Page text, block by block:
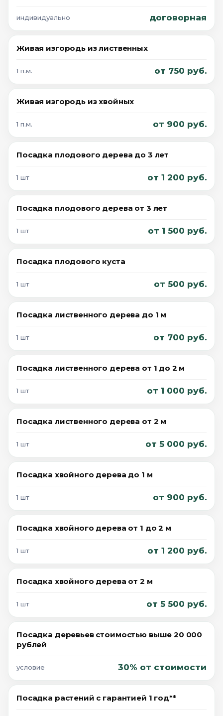
индивидуально договорная
Живая изгородь из лиственных
1 п.м. от 750 руб.
Живая изгородь из хвойных
1 п.м. от 900 руб.
Посадка плодового дерева до 3 лет
1 шт от 1 200 руб.
Посадка плодового дерева от 3 лет
1 шт от 1 500 руб.
Посадка плодового куста
1 шт от 500 руб.
Посадка лиственного дерева до 1 м
1 шт от 700 руб.
Посадка лиственного дерева от 1 до 2 м
1 шт от 1 000 руб.
Посадка лиственного дерева от 2 м
1 шт от 5 000 руб.
Посадка хвойного дерева до 1 м
1 шт от 900 руб.
Посадка хвойного дерева от 1 до 2 м
1 шт от 1 200 руб.
Посадка хвойного дерева от 2 м
1 шт от 5 500 руб.
Посадка деревьев стоимостью выше 20 000
рублей
условие 30% от стоимости
Посадка растений с гарантией 1 год**